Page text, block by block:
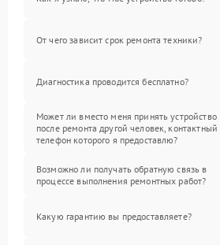
От чего зависит срок ремонта техники?
Диагностика проводится бесплатно?
Может ли вместо меня принять устройство
после ремонта другой человек, контактный
телефон которого я предоставлю?
Возможно ли получать обратную связь в
процессе выполнения ремонтных работ?
Какую гарантию вы предоставляете?